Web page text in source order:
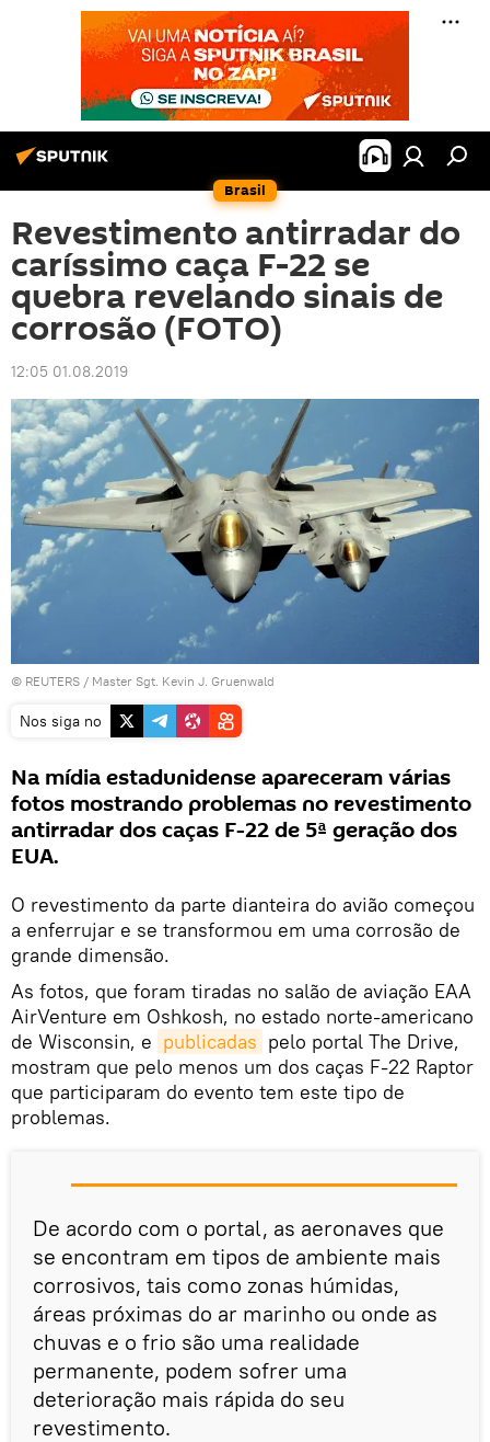
Brasil
Revestimento antirradar do
caríssimo caça F-22 se
quebra revelando sinais de
corrosão (FOTO)
12:05 01.08.2019
© REUTERS / Master Sgt. Kevin J. Gruenwald
Nos siga no
Na mídia estadunidense apareceram várias
fotos mostrando problemas no revestimento
antirradar dos caças F-22 de 5ª geração dos
EUA.
O revestimento da parte dianteira do avião começou
a enferrujar e se transformou em uma corrosão de
grande dimensão.
As fotos, que foram tiradas no salão de aviação EAA
AirVenture em Oshkosh, no estado norte-americano
de Wisconsin, e publicadas pelo portal The Drive,
mostram que pelo menos um dos caças F-22 Raptor
que participaram do evento tem este tipo de
problemas.
De acordo com o portal, as aeronaves que
se encontram em tipos de ambiente mais
corrosivos, tais como zonas húmidas,
áreas próximas do ar marinho ou onde as
chuvas e o frio são uma realidade
permanente, podem sofrer uma
deterioração mais rápida do seu
revestimento.